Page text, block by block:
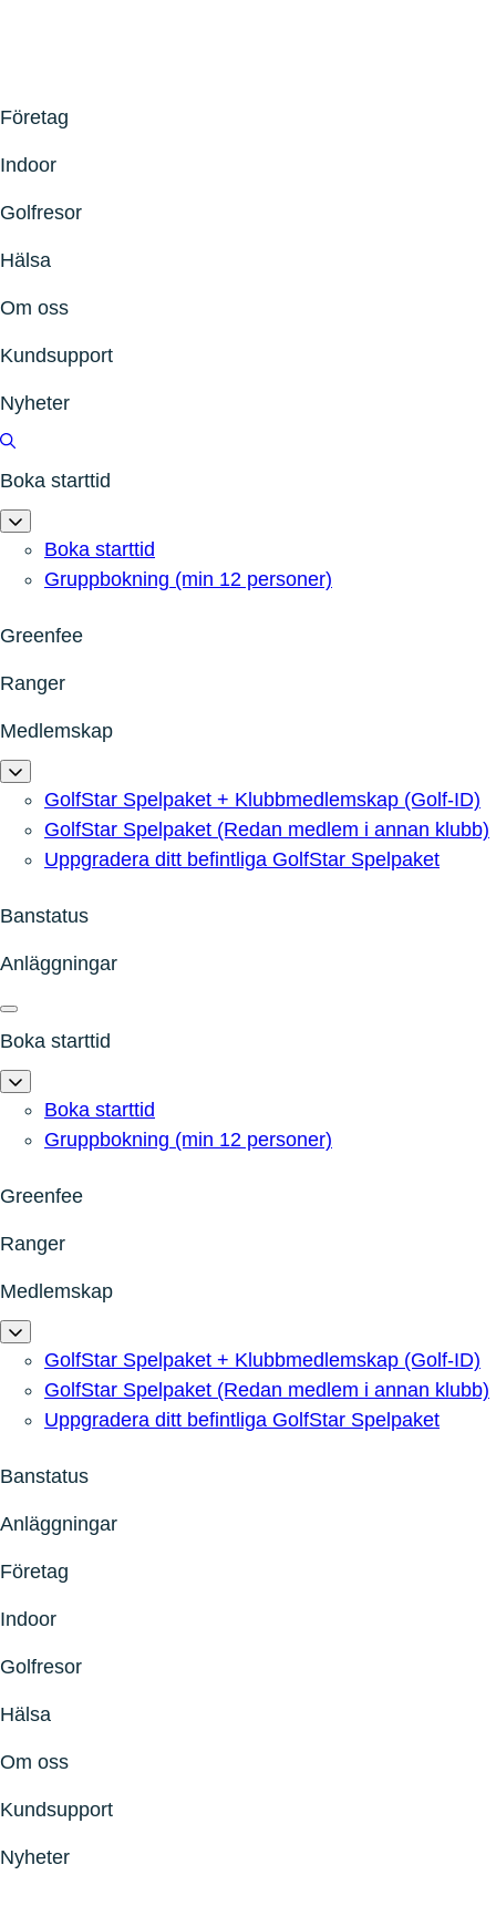
Företag
Indoor
Golfresor
Hälsa
Om oss
Kundsupport
Nyheter
Boka starttid
Boka starttid
Gruppbokning (min 12 personer)
Greenfee
Ranger
Medlemskap
GolfStar Spelpaket + Klubbmedlemskap (Golf-ID)
GolfStar Spelpaket (Redan medlem i annan klubb)
Uppgradera ditt befintliga GolfStar Spelpaket
Banstatus
Anläggningar
Boka starttid
Boka starttid
Gruppbokning (min 12 personer)
Greenfee
Ranger
Medlemskap
GolfStar Spelpaket + Klubbmedlemskap (Golf-ID)
GolfStar Spelpaket (Redan medlem i annan klubb)
Uppgradera ditt befintliga GolfStar Spelpaket
Banstatus
Anläggningar
Företag
Indoor
Golfresor
Hälsa
Om oss
Kundsupport
Nyheter